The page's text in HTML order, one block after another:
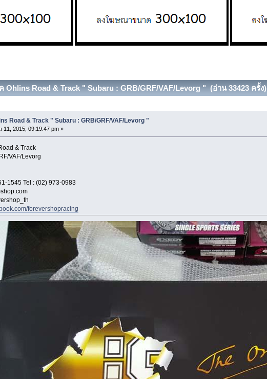
Ohlins Road & Track " Subaru : GRB/GRF/VAF/Levorg " (อ่าน 33423 ครั้ง)
Road & Track " Subaru : GRB/GRF/VAF/Levorg "
11, 2015, 09:19:47 pm »
& Track
VAF/Levorg
1545 Tel : (02) 973-0983
forevershopracing